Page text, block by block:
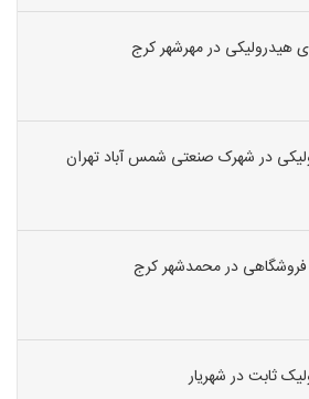
هیدرولیکی در مهرشهر کرج
در شهرک صنعتی شمس آباد تهران
فروشگاهی در محمدشهر کرج
ثابت در شهریار